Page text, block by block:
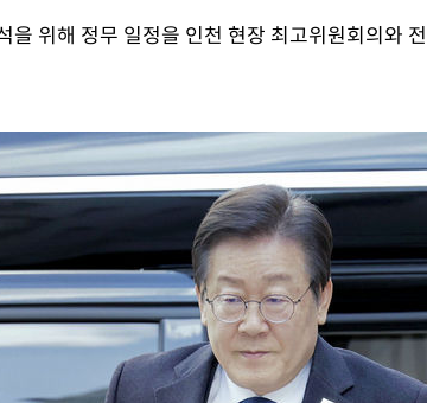
을 위해 정무 일정을 인천 현장 최고위원회의와